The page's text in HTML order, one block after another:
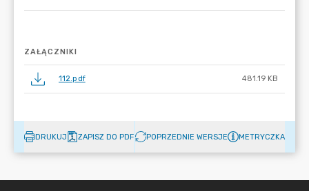
ZAŁĄCZNIKI
112.pdf 481.19 KB
DRUKUJ ZAPISZ DO PDF POPRZEDNIE WERSJE METRYCZKA